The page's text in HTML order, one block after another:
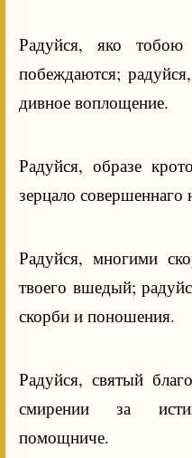
Радуйся, яко
побеждаются;
дивное воплощение.
Радуйся, образе
зерцало совершеннаго
Радуйся, многими
твоего вшедый;
скорби и поношения.
Радуйся, святый
смирении за
помощниче.